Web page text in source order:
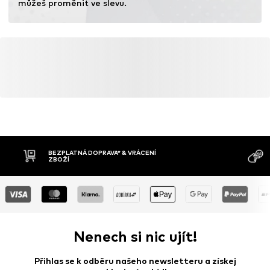
můžeš proměnit ve slevu.
BEZPLATNÁ DOPRAVA* & VRÁCENÍ
ZBOŽÍ
Nenech si nic ujít!
Přihlas se k odběru našeho newsletteru a získej